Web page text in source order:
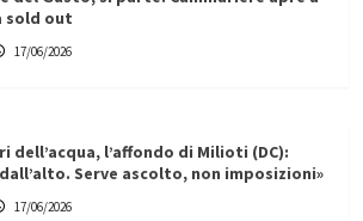
sold out
17/06/2026
l’affondo di Milioti (DC):
Serve ascolto, non imposizioni»
17/06/2026